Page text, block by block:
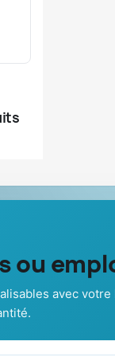
ou
avec
Promotions
Catalogue